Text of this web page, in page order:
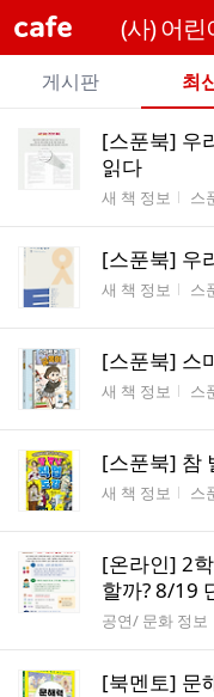
cafe (사) 어
메
게시판 최
[스푼북] 우
읽다
게시판명
새 책 정보 작
스
[스푼북] 우
게시판명
새 책 정보 작
스
[스푼북] 스
게시판명
새 책 정보 작
스
[스푼북] 참
게시판명
새 책 정보 작
스
[온라인] 2
할까? 8/19
게시판명
공연/ 문화 정보
[북멘토] 문